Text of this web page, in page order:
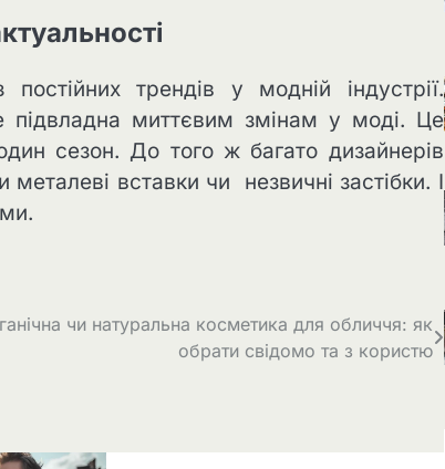
трендів у модній індустрії.
миттєвим змінам у моді. Це
сезон. До того ж багато дизайнерів
вставки чи незвичні застібки. І
чи натуральна косметика для обличчя: як
обрати свідомо та з користю